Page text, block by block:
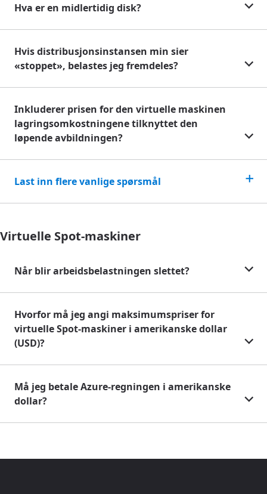
Hva er en midlertidig disk?
Hvis distribusjonsinstansen min sier
«stoppet», belastes jeg fremdeles?
Inkluderer prisen for den virtuelle maskinen
lagringsomkostningene tilknyttet den
løpende avbildningen?
Last inn flere vanlige spørsmål
Virtuelle Spot-maskiner
Når blir arbeidsbelastningen slettet?
Hvorfor må jeg angi maksimumspriser for
virtuelle Spot-maskiner i amerikanske dollar
(USD)?
Må jeg betale Azure-regningen i amerikanske
dollar?